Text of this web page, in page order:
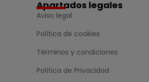
Apartados legales
Aviso legal
Política de cookies
Términos y condiciones
Política de Privacidad